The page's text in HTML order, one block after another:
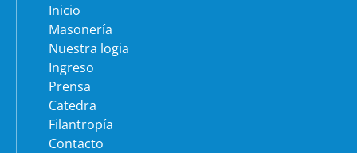
Inicio
Masonería
Nuestra logia
Ingreso
Prensa
Catedra
Filantropía
Contacto